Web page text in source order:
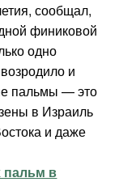
сообщал,
финиковой
одно
и
пальмы — это
в Израиль
и даже
пальм в